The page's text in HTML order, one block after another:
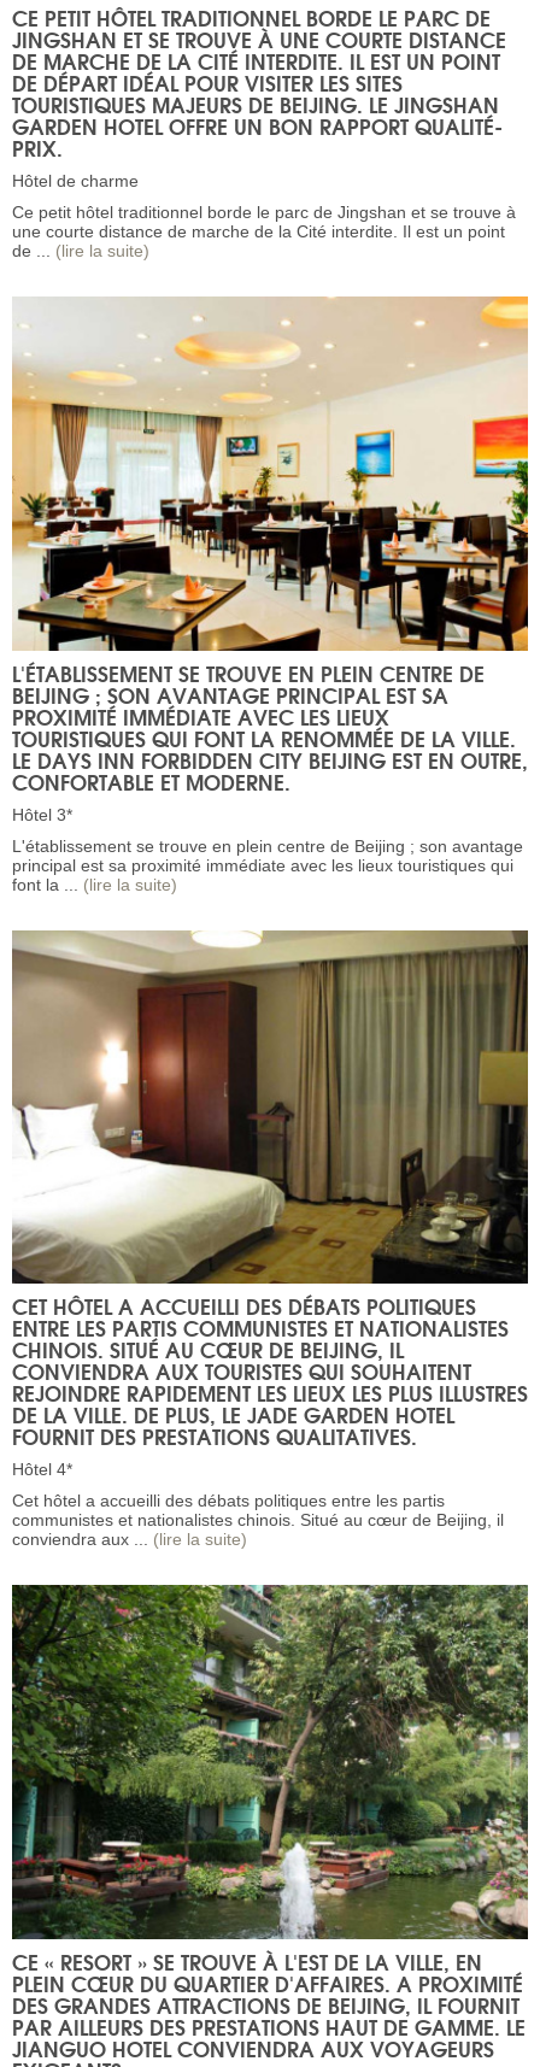
CE PETIT HÔTEL TRADITIONNEL BORDE LE PARC DE
JINGSHAN ET SE TROUVE À UNE COURTE DISTANCE
DE MARCHE DE LA CITÉ INTERDITE. IL EST UN POINT
DE DÉPART IDÉAL POUR VISITER LES SITES
TOURISTIQUES MAJEURS DE BEIJING. LE JINGSHAN
GARDEN HOTELOFFRE UN BON RAPPORT QUALITÉ-
PRIX.
Hôtel de charme
Ce petit hôtel traditionnel borde le parc de Jingshan et se trouve à
une courte distance de marche de la Cité interdite. Il est un point
de ... (lire la suite)
L'ÉTABLISSEMENT SE TROUVE EN PLEIN CENTRE DE
BEIJING ; SON AVANTAGE PRINCIPAL EST SA
PROXIMITÉ IMMÉDIATE AVEC LES LIEUX
TOURISTIQUES QUI FONT LA RENOMMÉE DE LA VILLE.
LE DAYS INN FORBIDDEN CITY BEIJING EST EN OUTRE,
CONFORTABLE ET MODERNE.
Hôtel 3*
L'établissement se trouve en plein centre de Beijing ; son avantage
principal est sa proximité immédiate avec les lieux touristiques qui
font la ... (lire la suite)
CET HÔTEL A ACCUEILLI DES DÉBATS POLITIQUES
ENTRE LES PARTIS COMMUNISTES ET NATIONALISTES
CHINOIS. SITUÉ AU CŒUR DE BEIJING, IL
CONVIENDRA AUX TOURISTES QUI SOUHAITENT
REJOINDRE RAPIDEMENT LES LIEUX LES PLUS ILLUSTRES
DE LA VILLE. DE PLUS, LE JADE GARDEN HOTEL
FOURNIT DES PRESTATIONS QUALITATIVES.
Hôtel 4*
Cet hôtel a accueilli des débats politiques entre les partis
communistes et nationalistes chinois. Situé au cœur de Beijing, il
conviendra aux ... (lire la suite)
CE « RESORT » SE TROUVE À L'EST DE LA VILLE, EN
PLEIN CŒUR DU QUARTIER D'AFFAIRES. A PROXIMITÉ
DES GRANDES ATTRACTIONS DE BEIJING, IL FOURNIT
PAR AILLEURS DES PRESTATIONS HAUT DE GAMME. LE
JIANGUO HOTEL CONVIENDRA AUX VOYAGEURS